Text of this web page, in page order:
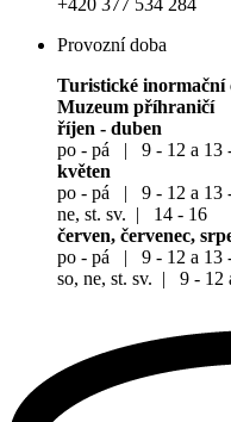
Provozní doba
Turistické inormační
Muzeum příhraničí
říjen - duben
po - pá | 9 - 12 a 13
květen
po - pá | 9 - 12 a 13
ne, st. sv. | 14 - 16
červen, červenec,
po - pá | 9 - 12 a 13
so, ne, st. sv. | 9 - 12